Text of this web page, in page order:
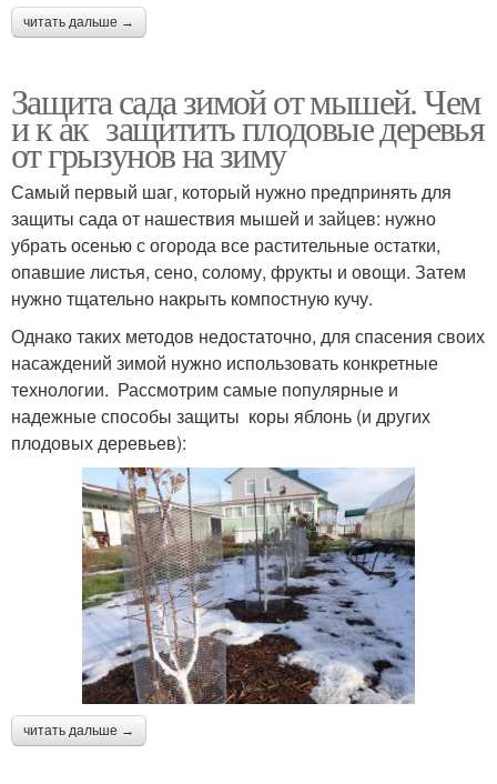
читать дальше →
Защита сада зимой от мышей. Чем
и к ак защитить плодовые деревья
от грызунов на зиму
Самый первый шаг, который нужно предпринять для
защиты сада от нашествия мышей и зайцев: нужно
убрать осенью с огорода все растительные остатки,
опавшие листья, сено, солому, фрукты и овощи. Затем
нужно тщательно накрыть компостную кучу.
Однако таких методов недостаточно, для спасения своих
насаждений зимой нужно использовать конкретные
технологии. Рассмотрим самые популярные и
надежные способы защиты коры яблонь (и других
плодовых деревьев):
читать дальше →